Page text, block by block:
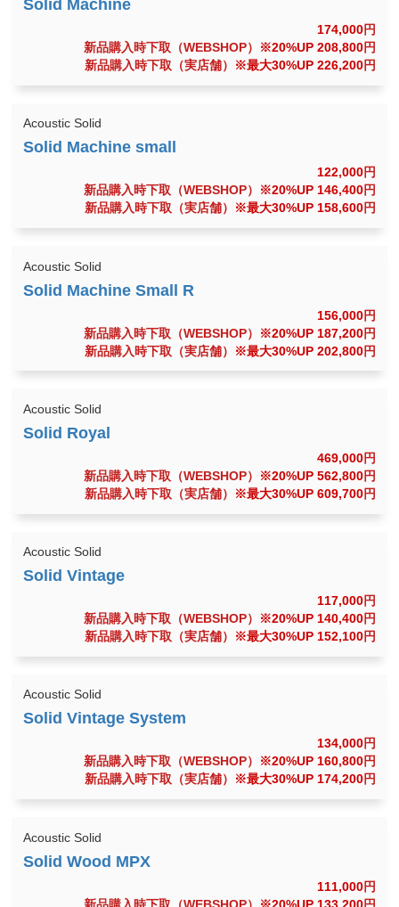
174,000円
新品購入時下取（WEBSHOP）
※20%UP 208,800円
新品購入時下取（実店舗）
※最大30%UP 226,200円
Acoustic Solid
122,000円
新品購入時下取（WEBSHOP）
※20%UP 146,400円
新品購入時下取（実店舗）
※最大30%UP 158,600円
Acoustic Solid
156,000円
新品購入時下取（WEBSHOP）
※20%UP 187,200円
新品購入時下取（実店舗）
※最大30%UP 202,800円
Acoustic Solid
469,000円
新品購入時下取（WEBSHOP）
※20%UP 562,800円
新品購入時下取（実店舗）
※最大30%UP 609,700円
Acoustic Solid
117,000円
新品購入時下取（WEBSHOP）
※20%UP 140,400円
新品購入時下取（実店舗）
※最大30%UP 152,100円
Acoustic Solid
134,000円
新品購入時下取（WEBSHOP）
※20%UP 160,800円
新品購入時下取（実店舗）
※最大30%UP 174,200円
Acoustic Solid
111,000円
新品購入時下取（WEBSHOP）
※20%UP 133,200円